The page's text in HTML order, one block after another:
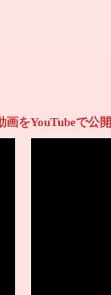
をYouTubeで公